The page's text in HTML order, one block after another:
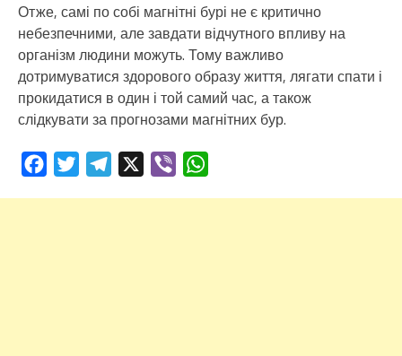
Отже, самі по собі магнітні бурі не є критично
небезпечними, але завдати відчутного впливу на
організм людини можуть. Тому важливо
дотримуватися здорового образу життя, лягати спати і
прокидатися в один і той самий час, а також
слідкувати за прогнозами магнітних бур.
FacebookTwitterTelegram Viber